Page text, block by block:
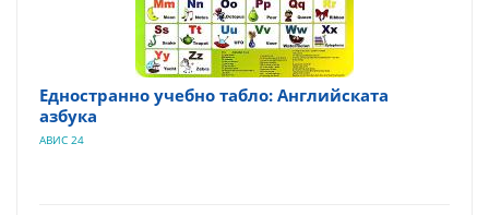
Едностранно учебно табло: Английската
азбука
АВИС 24